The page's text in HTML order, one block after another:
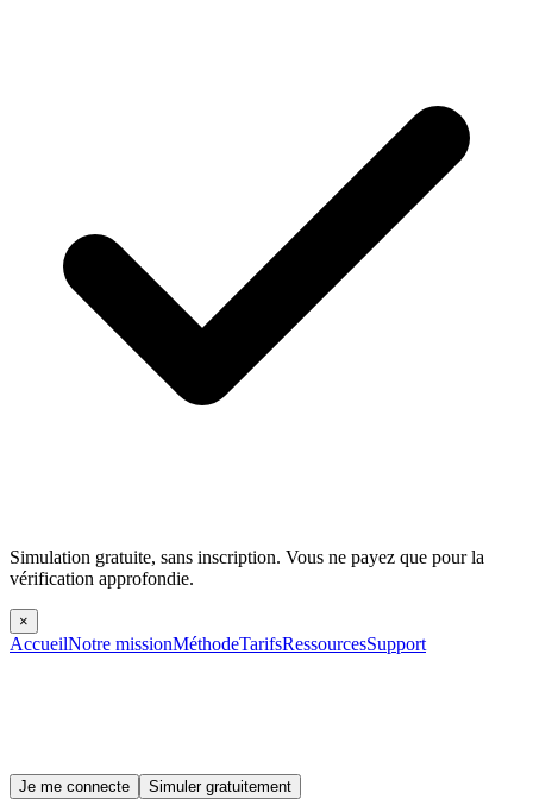
Simulation gratuite, sans inscription. Vous ne payez que pour la
vérification approfondie.
×
AccueilNotre missionMéthodeTarifsRessourcesSupport
Je me connecte Simuler gratuitement